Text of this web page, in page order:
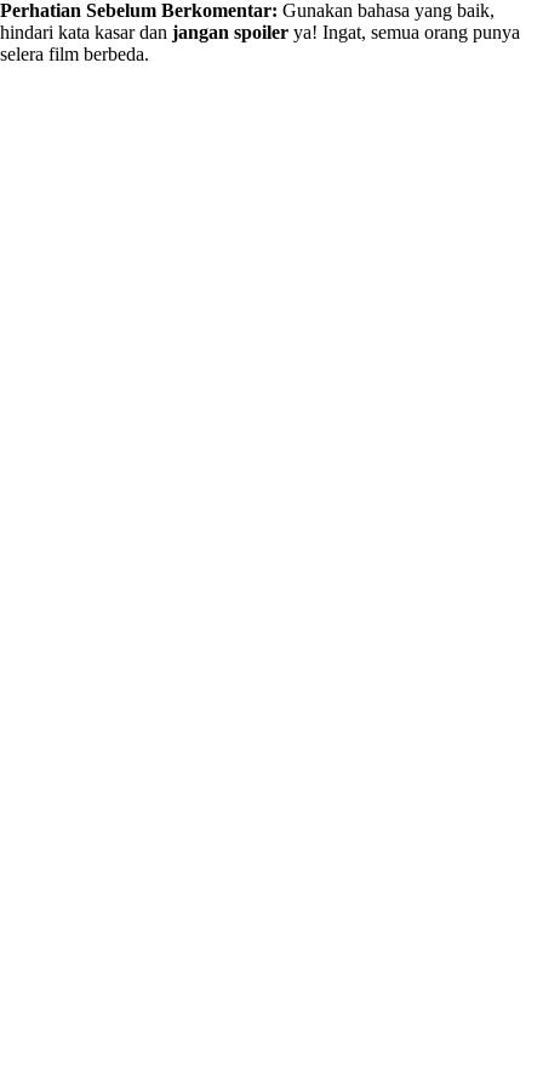
Perhatian Sebelum Berkomentar: Gunakan bahasa yang baik,
hindari kata kasar dan jangan spoiler ya! Ingat, semua orang punya
selera film berbeda.